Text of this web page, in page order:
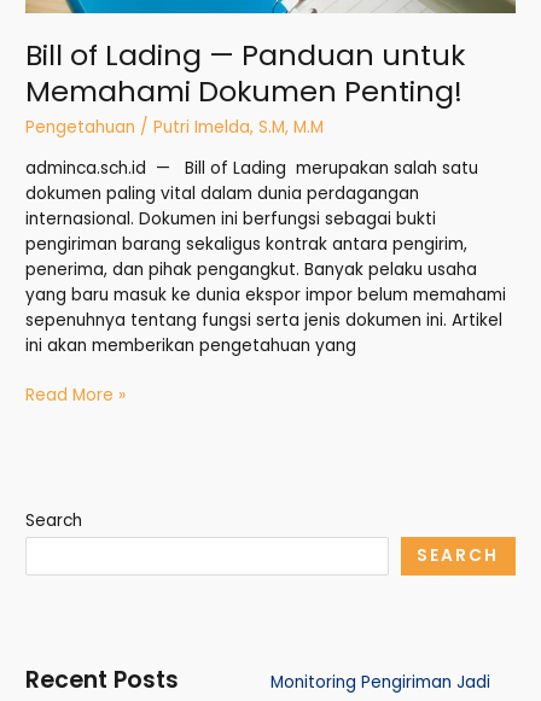
Bill of Lading — Panduan untuk
Memahami Dokumen Penting!
Pengetahuan /Putri Imelda, S.M, M.M
adminca.sch.id — Bill of Lading merupakan salah satu
dokumen paling vital dalam dunia perdagangan
internasional. Dokumen ini berfungsi sebagai bukti
pengiriman barang sekaligus kontrak antara pengirim,
penerima, dan pihak pengangkut. Banyak pelaku usaha
yang baru masuk ke dunia ekspor impor belum memahami
sepenuhnya tentang fungsi serta jenis dokumen ini. Artikel
ini akan memberikan pengetahuan yang
Read More »
Search
SEARCH
Recent Posts
Monitoring Pengiriman Jadi